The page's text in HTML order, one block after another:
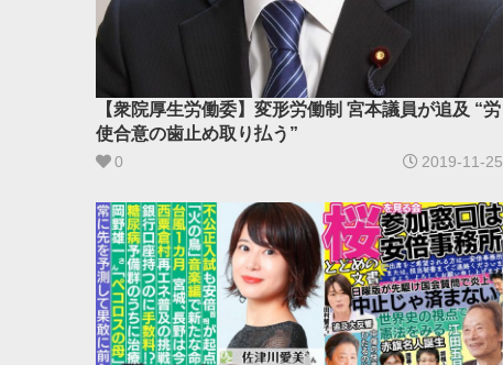
【衆院厚生労働委】変形労働制 宮本議員が追及 “労
使合意の歯止め取り払う”
0 2019-11-25